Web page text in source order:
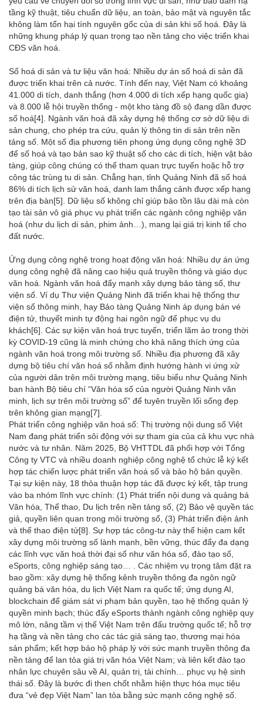
tầng kỹ thuật, tiêu chuẩn dữ liệu, an toàn, bảo mật và nguyên tắc
không làm tổn hại tính nguyên gốc của di sản khi số hoá. Đây là
những khung pháp lý quan trọng tạo nền tảng cho việc triển khai
CĐS văn hoá.
Số hoá di sản và tư liệu văn hoá: Nhiều dự án số hoá di sản đã
được triển khai trên cả nước. Tính đến nay, Việt Nam có khoảng
41.000 di tích, danh thắng (hơn 4.000 di tích xếp hạng quốc gia)
và 8.000 lễ hội truyền thống - một kho tàng đồ sộ đang dần được
số hoá[4] . Ngành văn hoá đã xây dựng hệ thống cơ sở dữ liệu di
sản chung, cho phép tra cứu, quản lý thông tin di sản trên nền
tảng số. Một số địa phương tiên phong ứng dụng công nghệ 3D
để số hoá và tạo bản sao kỹ thuật số cho các di tích, hiện vật bảo
tàng, giúp công chúng có thể tham quan trực tuyến hoặc hỗ trợ
công tác trùng tu di sản. Chẳng hạn, tỉnh Quảng Ninh đã số hoá
86% di tích lịch sử văn hoá, danh lam thắng cảnh được xếp hạng
trên địa bàn[5] . Dữ liệu số không chỉ giúp bảo tồn lâu dài mà còn
tạo tài sản vô giá phục vụ phát triển các ngành công nghiệp văn
hoá (như du lịch di sản, phim ảnh…), mang lại giá trị kinh tế cho
đất nước.
Ứng dụng công nghệ trong hoạt động văn hoá: Nhiều dự án ứng
dụng công nghệ đã nâng cao hiệu quả truyền thông và giáo dục
văn hoá. Ngành văn hoá đẩy mạnh xây dựng bảo tàng số, thư
viện số. Ví dụ Thư viện Quảng Ninh đã triển khai hệ thống thư
viện số thông minh, hay Bảo tàng Quảng Ninh áp dụng bán vé
điện tử, thuyết minh tự động hai ngôn ngữ để phục vụ du
khách[6] . Các sự kiện văn hoá trực tuyến, triển lãm ảo trong thời
kỳ COVID-19 cũng là minh chứng cho khả năng thích ứng của
ngành văn hoá trong môi trường số. Nhiều địa phương đã xây
dựng bộ tiêu chí văn hoá số nhằm định hướng hành vi ứng xử
của người dân trên môi trường mạng, tiêu biểu như Quảng Ninh
ban hành Bộ tiêu chí “Văn hóa số của người Quảng Ninh văn
minh, lịch sự trên môi trường số” để tuyên truyền lối sống đẹp
trên không gian mạng[7]
Phát triển công nghiệp văn hoá số: Thị trường nội dung số Việt
Nam đang phát triển sôi động với sự tham gia của cả khu vực nhà
nước và tư nhân. Năm 2025, Bộ VHTTDL đã phối hợp với Tổng
Công ty VTC và nhiều doanh nghiệp công nghệ tổ chức lễ ký kết
hợp tác chiến lược phát triển văn hoá số và bảo hộ bản quyền.
Tại sự kiện này, 18 thỏa thuận hợp tác đã được ký kết, tập trung
vào ba nhóm lĩnh vực chính: (1) Phát triển nội dung và quảng bá
Văn hóa, Thể thao, Du lịch trên nền tảng số, (2) Bảo vệ quyền tác
giả, quyền liên quan trong môi trường số, (3) Phát triển điện ảnh
và thể thao điện tử[8] . Sự hợp tác công-tư này thể hiện cam kết
xây dựng môi trường số lành mạnh, bền vững, thúc đẩy đa dạng
các lĩnh vực văn hoá thời đại số như văn hóa số, đào tạo số,
eSports, công nghiệp sáng tạo… . Các nhiệm vụ trọng tâm đặt ra
bao gồm: xây dựng hệ thống kênh truyền thông đa ngôn ngữ
quảng bá văn hóa, du lịch Việt Nam ra quốc tế; ứng dụng AI,
blockchain để giám sát vi phạm bản quyền, tạo hệ thống quản lý
quyền minh bạch; thúc đẩy eSports thành ngành công nghiệp quy
mô lớn, nâng tầm vị thế Việt Nam trên đấu trường quốc tế; hỗ trợ
hạ tầng và nền tảng cho các tác giả sáng tạo, thương mại hóa
sản phẩm; kết hợp bảo hộ pháp lý với sức mạnh truyền thông đa
nền tảng để lan tỏa giá trị văn hóa Việt Nam; và liên kết đào tạo
nhân lực chuyên sâu về AI, quản trị, tài chính… phục vụ hệ sinh
thái số. Đây là bước đi then chốt nhằm hiện thực hóa mục tiêu
đưa “vẻ đẹp Việt Nam” lan tỏa bằng sức mạnh công nghệ số.